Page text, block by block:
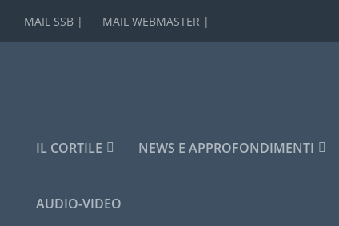
MAIL SSB | MAIL WEBMASTER |
IL CORTILE NEWS E APPROFONDIMENTI
AUDIO-VIDEO